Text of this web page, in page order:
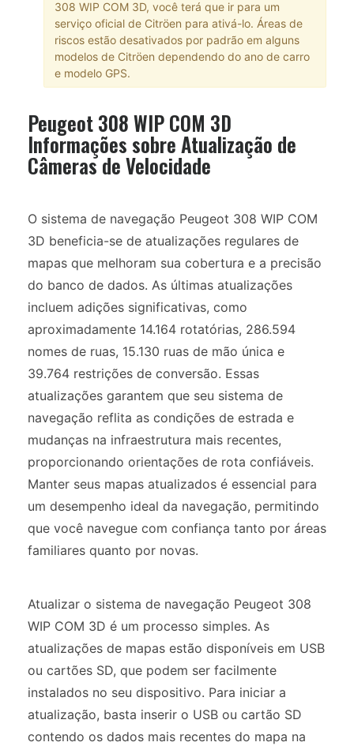
308 WIP COM 3D, você terá que ir para um
serviço oficial de Citröen para ativá-lo. Áreas de
riscos estão desativados por padrão em alguns
modelos de Citröen dependendo do ano de carro
e modelo GPS.
Peugeot 308 WIP COM 3D
Informações sobre Atualização de
Câmeras de Velocidade
O sistema de navegação Peugeot 308 WIP COM
3D beneficia-se de atualizações regulares de
mapas que melhoram sua cobertura e a precisão
do banco de dados. As últimas atualizações
incluem adições significativas, como
aproximadamente 14.164 rotatórias, 286.594
nomes de ruas, 15.130 ruas de mão única e
39.764 restrições de conversão. Essas
atualizações garantem que seu sistema de
navegação reflita as condições de estrada e
mudanças na infraestrutura mais recentes,
proporcionando orientações de rota confiáveis.
Manter seus mapas atualizados é essencial para
um desempenho ideal da navegação, permitindo
que você navegue com confiança tanto por áreas
familiares quanto por novas.
Atualizar o sistema de navegação Peugeot 308
WIP COM 3D é um processo simples. As
atualizações de mapas estão disponíveis em USB
ou cartões SD, que podem ser facilmente
instalados no seu dispositivo. Para iniciar a
atualização, basta inserir o USB ou cartão SD
contendo os dados mais recentes do mapa na